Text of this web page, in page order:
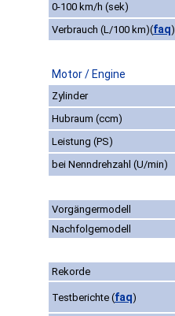
0-100 km/h (sek)
Verbrauch (L/100 km)(faq)
Motor / Engine
Zylinder
Hubraum (ccm)
Leistung (PS)
bei Nenndrehzahl (U/min)
Vorgängermodell
Nachfolgemodell
Rekorde
Testberichte (faq)